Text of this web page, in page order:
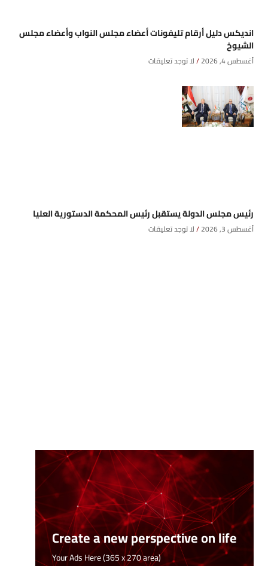
انديكس دليل أرقام تليفونات أعضاء مجلس النواب وأعضاء مجلس
الشيوخ
أغسطس 4, 2026 لا توجد تعليقات
رئيس مجلس الدولة يستقبل رئيس المحكمة الدستورية العليا
أغسطس 3, 2026 لا توجد تعليقات
Create a new perspective on life
Your Ads Here (365 x 270 area)